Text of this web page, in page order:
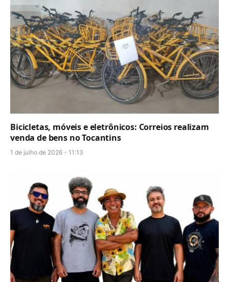
Bicicletas, móveis e eletrônicos: Correios realizam
venda de bens no Tocantins
1 de julho de 2026 - 11:13